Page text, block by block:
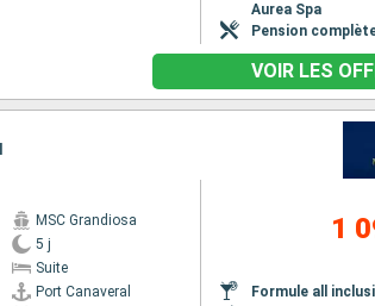
Aurea Spa
Pension
VOIR LES
MSC Grandiosa
5 j
Suite
Port Canaveral
1
Formule all